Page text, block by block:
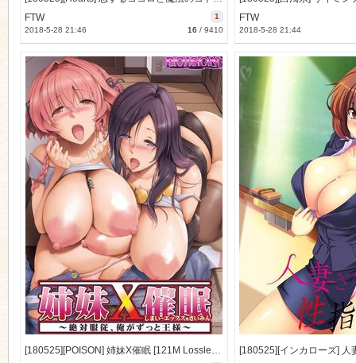
1
FTW
16 / 9410
2018-5-28 21:46
FTW
2018-5-28 21:44
[180525][POISON] 姉妹X催眠 [121M Lossless] [1000801]